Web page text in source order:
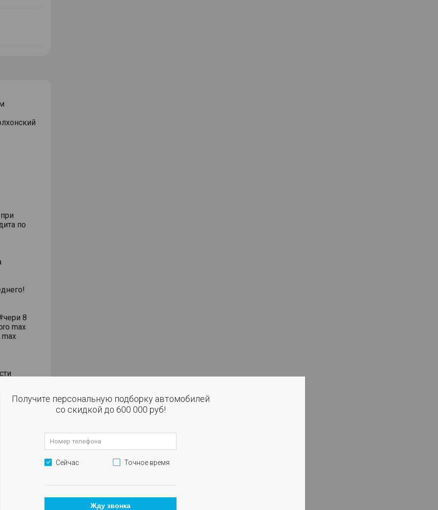
по
8
max
с
Получите персональную подборку автомобилей
со скидкой до 600 000 руб!
Сейчас Точное время
Жду звонка